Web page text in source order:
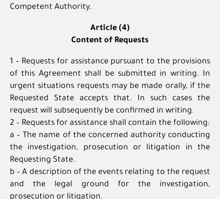
Competent Authority.
Article (4)
Content of Requests
1 – Requests for assistance pursuant to the provisions
of this Agreement shall be submitted in writing. In
urgent situations requests may be made orally, if the
Requested State accepts that. In such cases the
request will subsequently be confirmed in writing.
2 – Requests for assistance shall contain the following:
a – The name of the concerned authority conducting
the investigation, prosecution or litigation in the
Requesting State.
b – A description of the events relating to the request
and the legal ground for the investigation,
prosecution or litigation.